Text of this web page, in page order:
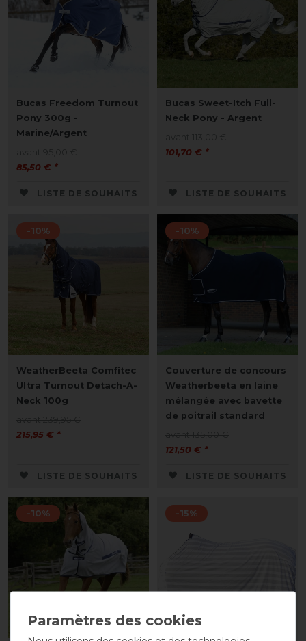
Bucas Freedom Turnout
Pony 300g -
Marine/Argent
85,50 € *
LISTE DE SOUHAITS
Bucas Sweet-Itch Full-
Neck Pony - Argent
101,70 € *
LISTE DE SOUHAITS
-10%
WeatherBeeta Comfitec
Ultra Turnout Detach-A-
Neck 100g
215,95 € *
LISTE DE SOUHAITS
-10%
Couverture de concours
Weatherbeeta en laine
mélangée avec bavette
de poitrail standard
121,50 € *
LISTE DE SOUHAITS
-10% -15%